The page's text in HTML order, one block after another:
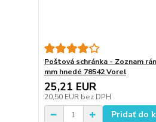
Poštová schránka - Zoznam
mm hnedé 78542 Vorel
25,21 EUR
20,50 EUR bez DPH
Pridať do